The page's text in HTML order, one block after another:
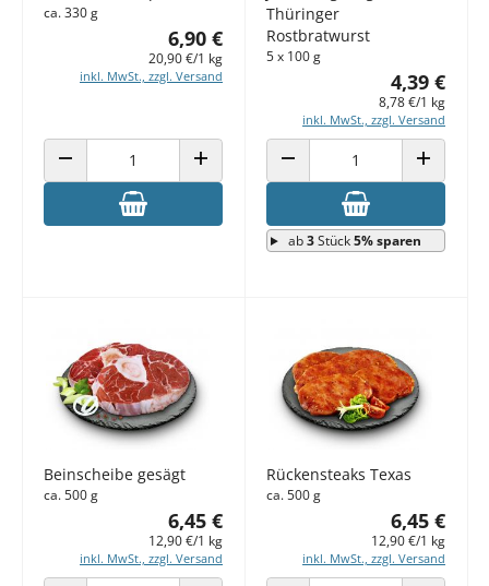
ca. 330 g
6,90 €
20,90 €/1 kg
inkl. MwSt., zzgl. Versand
ANZAHL VERRINGERN ANZAHL ERHÖHEN
Thüringer
Rostbratwurst
5 x 100 g
4,39 €
8,78 €/1 kg
inkl. MwSt., zzgl. Versand
ANZAHL VERRINGERN ANZAHL
ab3Stück5% sparen
Beinscheibe gesägt
ca. 500 g
6,45 €
12,90 €/1 kg
inkl. MwSt., zzgl. Versand
Rückensteaks Texas
ca. 500 g
6,45 €
12,90 €/1 kg
inkl. MwSt., zzgl. Versand